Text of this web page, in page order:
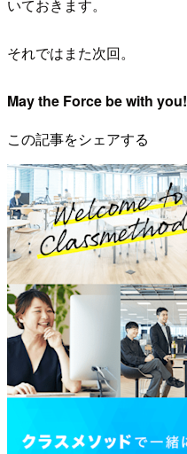
いておきます。
それではまた次回。
May the Force be with you!
この記事をシェアする